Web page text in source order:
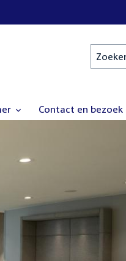
Zoeken
Contact en bezoek